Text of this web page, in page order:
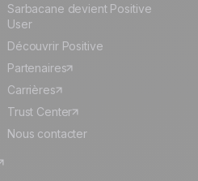
Sarbacane devient Positive
User
Découvrir Positive
Partenaires
Carrières
Trust Center
Nous contacter